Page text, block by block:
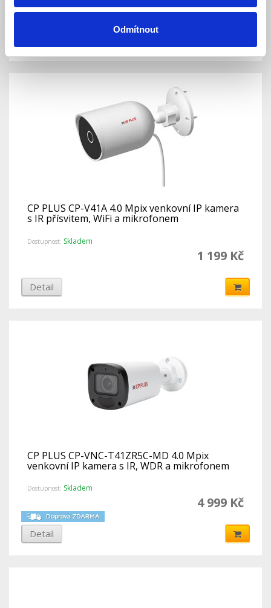
Odmítnout
CP PLUS CP-V41A 4.0 Mpix venkovní IP kamera
s IR přísvitem, WiFi a mikrofonem
Dostupnost: Skladem
1 199 Kč
Detail
CP PLUS CP-VNC-T41ZR5C-MD 4.0 Mpix
venkovní IP kamera s IR, WDR a mikrofonem
Dostupnost: Skladem
4 999 Kč
Detail